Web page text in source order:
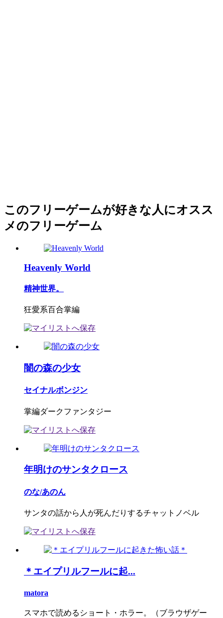
このフリーゲームが好きな人にオスス
メのフリーゲーム
Heavenly World
精神世界。
狂愛系百合掌編
闇の森の少女
セイナルボンジン
掌編ダークファンタジー
年明けのサンタクロース
のな/あのん
サンタの話から人が死んだりするチャットノベル
＊エイプリルフールに起...
matora
スマホで読めるショート・ホラー。（ブラウザゲー